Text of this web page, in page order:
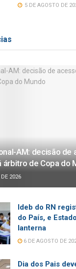
5 DE AGOSTO DE
AM: decisão de
árbitro de Copa do
2026
Ideb do RN
do País, e
lanterna
6 DE AGOSTO DE
Dia dos Pais